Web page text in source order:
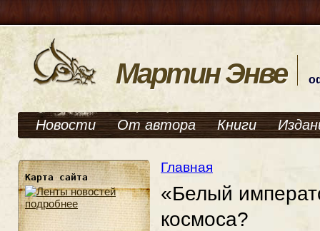
Мартин Энве
Новости От автора Книги
Карта сайта
подробнее
Главная
«Белый
космоса?